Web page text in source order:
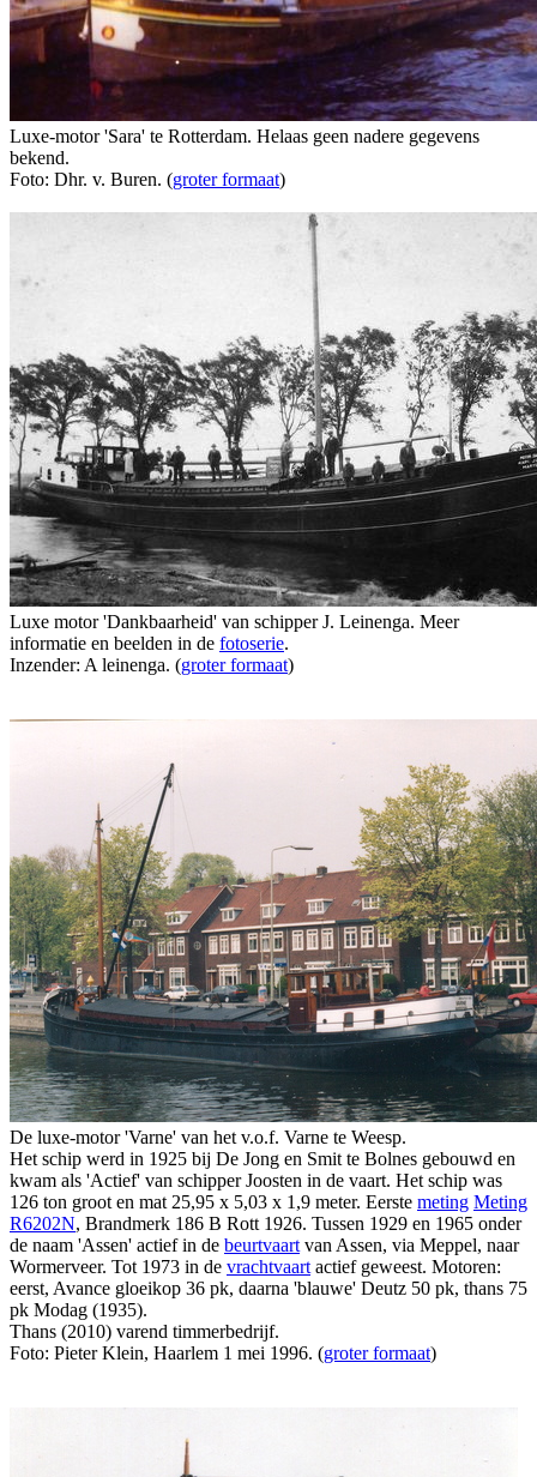
Luxe-motor 'Sara' te Rotterdam. Helaas geen nadere gegevens
bekend.
Foto: Dhr. v. Buren. (groter formaat)
Luxe motor 'Dankbaarheid' van schipper J. Leinenga. Meer
informatie en beelden in de fotoserie.
Inzender: A leinenga. (groter formaat)
De luxe-motor 'Varne' van het v.o.f. Varne te Weesp.
Het schip werd in 1925 bij De Jong en Smit te Bolnes gebouwd en
kwam als 'Actief' van schipper Joosten in de vaart. Het schip was
126 ton groot en mat 25,95 x 5,03 x 1,9 meter. Eerste meting Meting
R6202N, Brandmerk 186 B Rott 1926. Tussen 1929 en 1965 onder
de naam 'Assen' actief in de beurtvaart van Assen, via Meppel, naar
Wormerveer. Tot 1973 in de vrachtvaart actief geweest. Motoren:
eerst, Avance gloeikop 36 pk, daarna 'blauwe' Deutz 50 pk, thans 75
pk Modag (1935).
Thans (2010) varend timmerbedrijf.
Foto: Pieter Klein, Haarlem 1 mei 1996. (groter formaat)